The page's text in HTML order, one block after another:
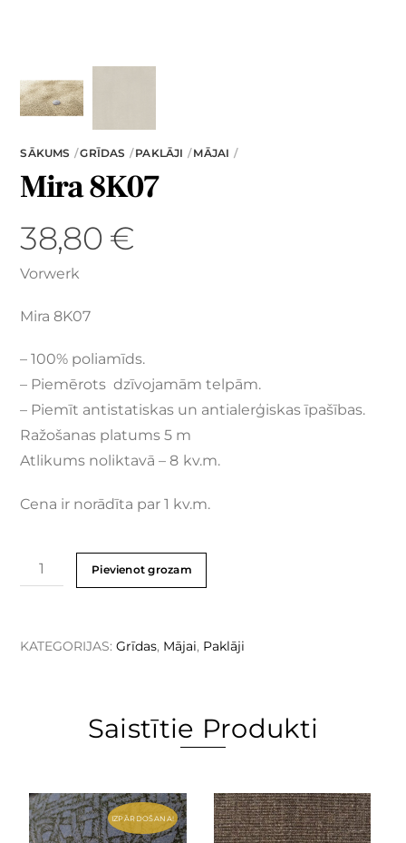
SĀKUMS GRĪDAS PAKLĀJI MĀJAI
Mira 8K07
38,80 €
Vorwerk
Mira 8K07
– 100% poliamīds.
– Piemērots dzīvojamām telpām.
– Piemīt antistatiskas un antialerģiskas īpašības.
Ražošanas platums 5 m
Atlikums noliktavā – 8 kv.m.
Cena ir norādīta par 1 kv.m.
Pievienot grozam
KATEGORIJAS:Grīdas, Mājai, Paklāji
Saistītie Produkti
IZPĀRDOŠANA!